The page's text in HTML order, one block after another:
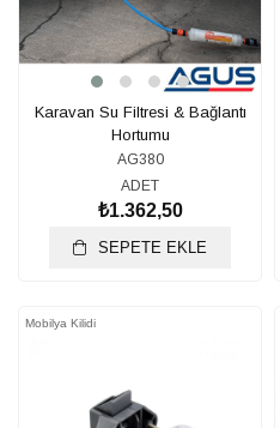
Karavan Su Filtresi & Bağlantı
Hortumu
AG380
ADET
₺1.362,50
SEPETE EKLE
Mobilya Kilidi